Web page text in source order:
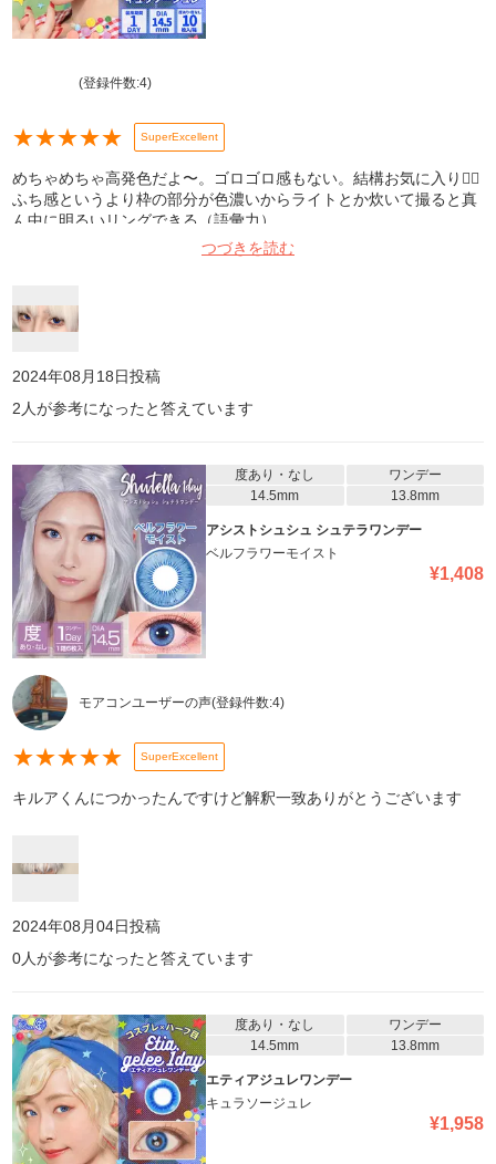
(登録件数:4)
★★★★★ SuperExcellent
めちゃめちゃ高発色だよ〜。ゴロゴロ感もない。結構お気に入り✋🏻
ふち感というより枠の部分が色濃いからライトとか炊いて撮ると真
ん中に明るいリングできる（語彙力）
つづきを読む
2024年08月18日投稿
2 人が参考になったと答えています
度あり・なし
ワンデー
14.5mm
13.8mm
アシストシュシュ シュテラワンデー
ベルフラワーモイスト
¥1,408
モアコンユーザーの声(登録件数:4)
★★★★★ SuperExcellent
キルアくんにつかったんですけど解釈一致ありがとうございます
2024年08月04日投稿
0人が参考になったと答えています
度あり・なし
ワンデー
14.5mm
13.8mm
エティアジュレワンデー
キュラソージュレ
¥1,958